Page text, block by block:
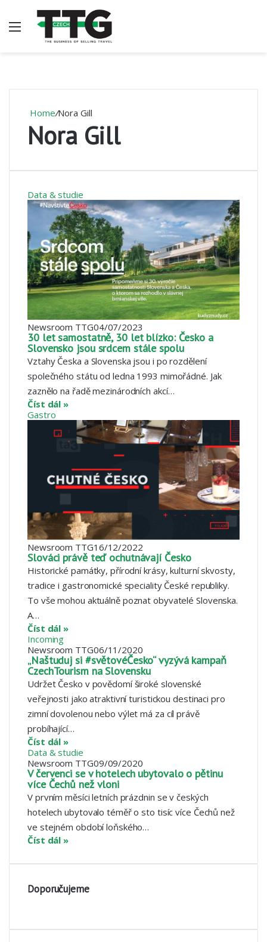
Menu
Home/Nora Gill
Nora Gill
Data & studie
Newsroom TTG04/07/2023
30 let samostatně, 30 let blízko: Česko a
Slovensko jsou srdcem stále spolu
Vztahy Česka a Slovenska jsou i po rozdělení
společného státu od ledna 1993 mimořádné. Jak
zaznělo na řadě mezinárodních akcí…
Číst dál »
Gastro
Newsroom TTG16/12/2022
Slováci právě teď ochutnávají Česko
Historické památky, přírodní krásy, kulturní skvosty,
tradice i gastronomické speciality České republiky.
To vše mohou aktuálně poznat obyvatelé Slovenska.
A…
Číst dál »
Incoming
Newsroom TTG06/11/2020
„Naštuduj si #světovéČesko“ vyzývá kampaň
CzechTourism na Slovensku
Udržet Česko v povědomí široké slovenské
veřejnosti jako atraktivní turistickou destinaci pro
zimní dovolenou nebo výlet má za cíl právě
probíhající…
Číst dál »
Data & studie
Newsroom TTG09/09/2020
V červenci se v hotelech ubytovalo o pětinu
více Čechů než vloni
V prvním měsíci letních prázdnin se v českých
hotelech ubytovalo téměř o sto tisíc více Čechů než
ve stejném období loňského…
Číst dál »
Doporučujeme